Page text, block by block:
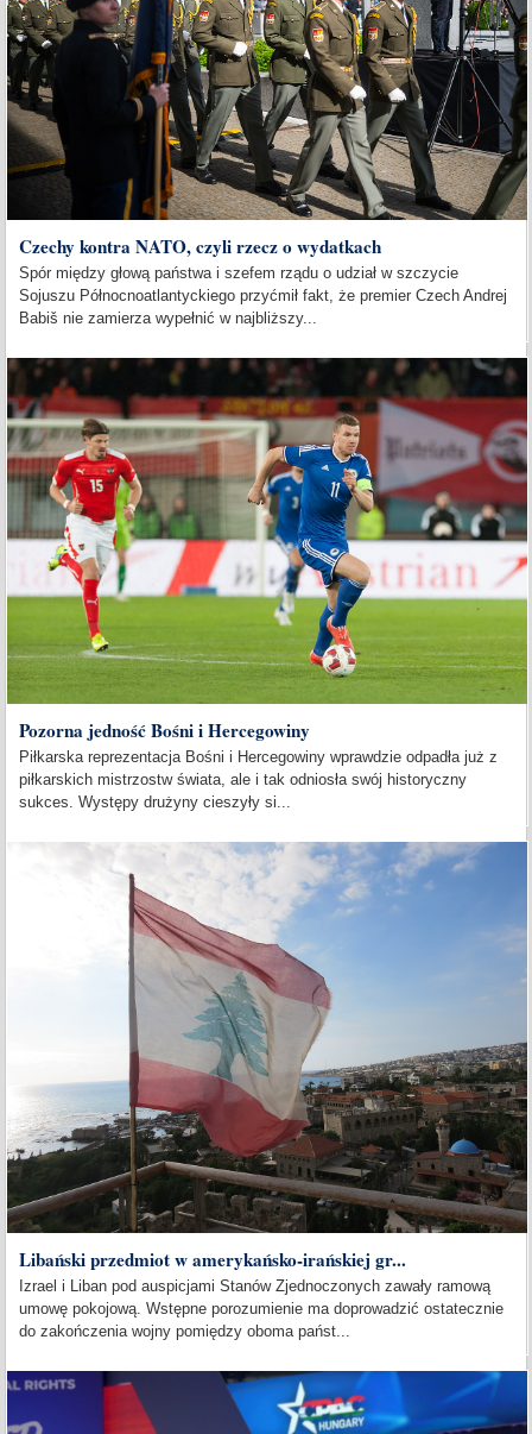
Czechy kontra NATO, czyli rzecz o wydatkach
Spór między głową państwa i szefem rządu o udział w szczycie
Sojuszu Północnoatlantyckiego przyćmił fakt, że premier Czech Andrej
Babiš nie zamierza wypełnić w najbliższy...
Pozorna jedność Bośni i Hercegowiny
Piłkarska reprezentacja Bośni i Hercegowiny wprawdzie odpadła już z
piłkarskich mistrzostw świata, ale i tak odniosła swój historyczny
sukces. Występy drużyny cieszyły si...
Libański przedmiot w amerykańsko-irańskiej gr...
Izrael i Liban pod auspicjami Stanów Zjednoczonych zawały ramową
umowę pokojową. Wstępne porozumienie ma doprowadzić ostatecznie
do zakończenia wojny pomiędzy oboma państ...